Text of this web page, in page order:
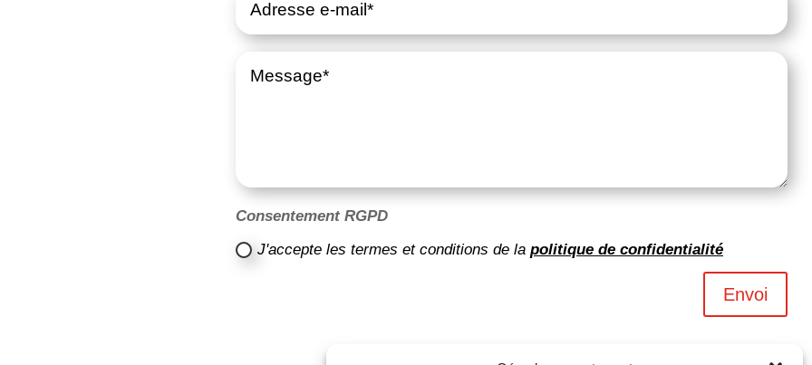
Consentement RGPD
J'accepte les termes et conditions de la politique de confidentialité
Envoi